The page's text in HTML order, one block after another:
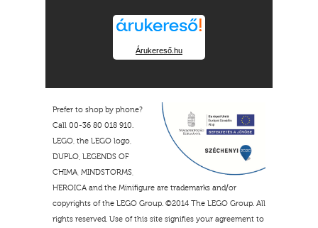
Árukereső.hu
Prefer to shop by phone?
Call 00-36 80 018 910.
LEGO, the LEGO logo,
DUPLO, LEGENDS OF
CHIMA, MINDSTORMS,
HEROICA and the Minifigure are trademarks and/or
copyrights of the LEGO Group. ©2014 The LEGO Group. All
rights reserved. Use of this site signifies your agreement to